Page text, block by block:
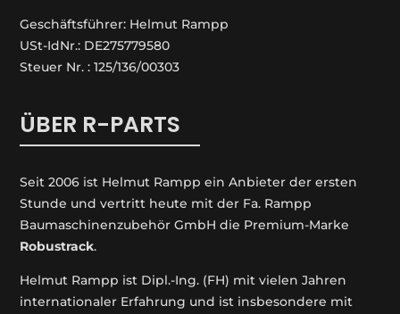
Geschäftsführer: Helmut Rampp
USt-IdNr.: DE275779580
Steuer Nr. : 125/136/00303
ÜBER R-PARTS
Seit 2006 ist Helmut Rampp ein An­bieter der ersten
Stunde und vertritt heute mit der Fa. Rampp
Baumaschinenzubehör GmbH die Premium-Marke
Robustrack.
Helmut Rampp ist Dipl.-Ing. (FH) mit vielen Jahren
internationaler Erfahrung und ist insbesondere mit